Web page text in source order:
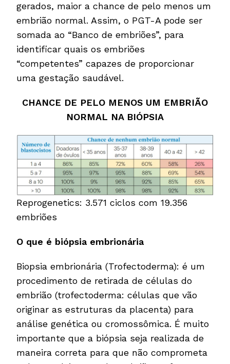
gerados, maior a chance de pelo menos um
embrião normal. Assim, o PGT-A pode ser
somada ao “Banco de embriões”, para
identificar quais os embriões
“competentes” capazes de proporcionar
uma gestação saudável.
CHANCE DE PELO MENOS UM EMBRIÃO
NORMAL NA BIÓPSIA
Reprogenetics: 3.571 ciclos com 19.356
embriões
O que é biópsia embrionária
Biopsia embrionária (Trofectoderma): é um
procedimento de retirada de células do
embrião (trofectoderma: células que vão
originar as estruturas da placenta) para
análise genética ou cromossômica. É muito
importante que a biópsia seja realizada de
maneira correta para que não comprometa